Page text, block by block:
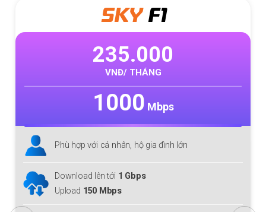
SKYF1
235.000
VNĐ/ THÁNG
1000 Mbps
Phù hợp với cá nhân, hộ gia đình lớn
Download lên tới 1 Gbps
Upload 150 Mbps